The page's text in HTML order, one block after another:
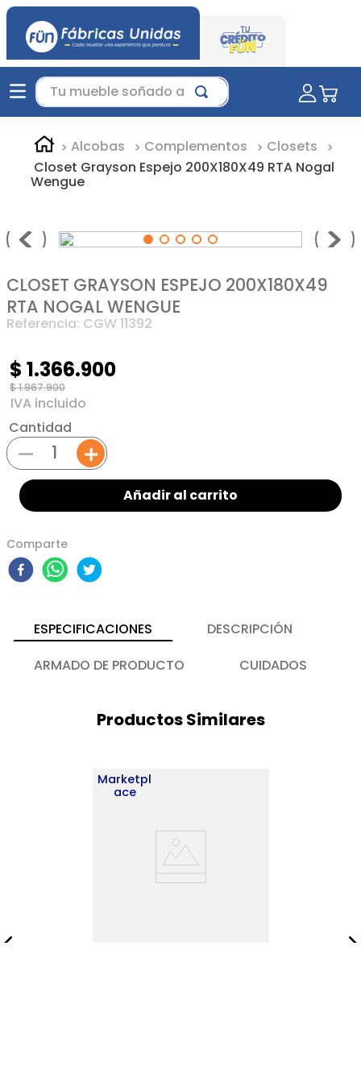
Tu mueble soñado aquí...
Alcobas Complementos
Closets
Closet Grayson Espejo 200X180X49 RTA Nogal
Wengue
CLOSET GRAYSON ESPEJO 200X180X49
RTA NOGAL WENGUE
Referencia: CGW 11392
$1.967.900
$ 1.366.900
Cantidad
＋
－
Añadir al carrito
Comparte
ESPECIFICACIONES
DESCRIPCIÓN
ARMADO DE PRODUCTO
CUIDADOS
Productos Similares
Marketpl
ace